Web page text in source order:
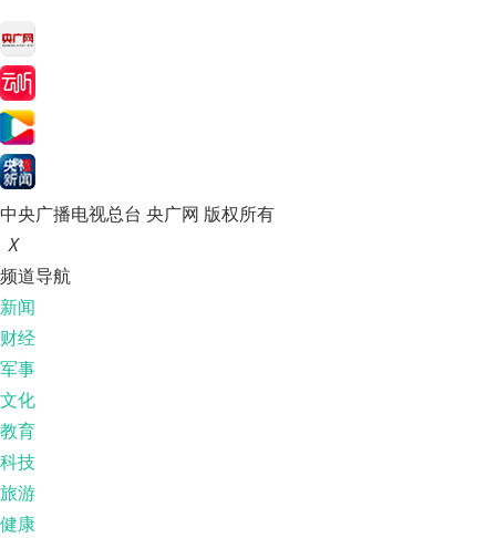
中央广播电视总台 央广网 版权所有
X
频道导航
新闻
财经
军事
文化
教育
科技
旅游
健康